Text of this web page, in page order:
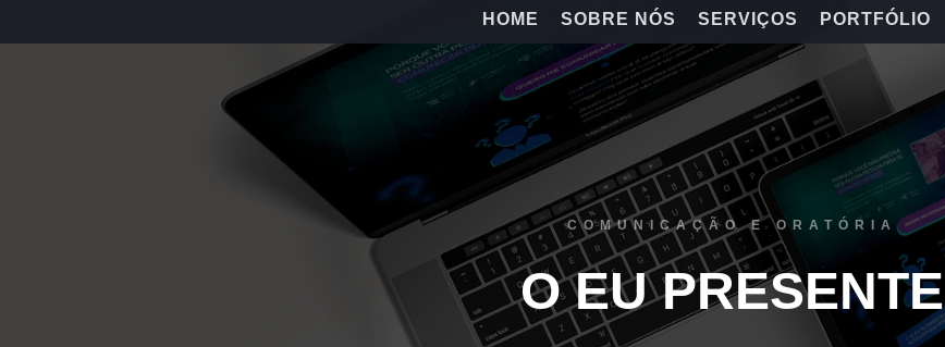
HOME SOBRE NÓS SERVIÇOS PORTFÓLIO
COMUNICAÇÃO E ORATÓRIA
O EU PRESENTE